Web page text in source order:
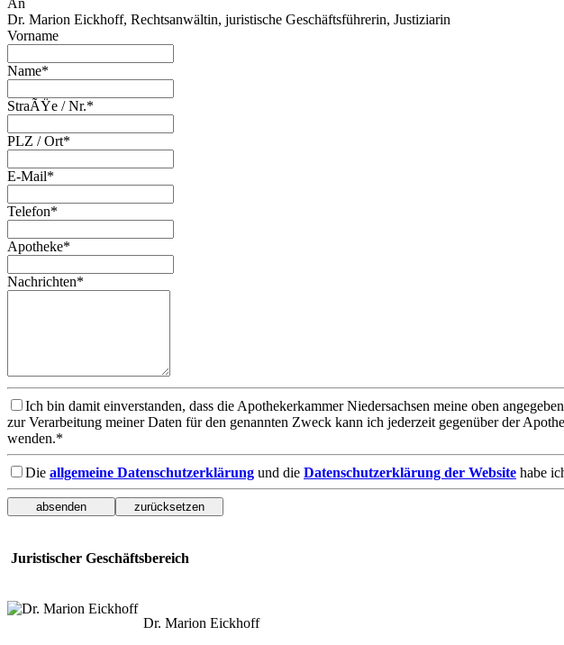
Dr. Marion Eickhoff, Rechtsanwältin, juristische Geschäftsführerin, Justiziarin
Vorname
Name*
StraÃŸe / Nr.*
PLZ / Ort*
E-Mail*
Telefon*
Apotheke*
Nachrichten*
Ich bin damit einverstanden, dass die Apothekerkammer Niedersachsen meine oben
zur Verarbeitung meiner Daten für den genannten Zweck kann ich jederzeit gegenüber der
wenden.*
Die allgemeine Datenschutzerklärung und die Datenschutzerklärung der Website habe
Juristischer Geschäftsbereich
Dr. Marion Eickhoff